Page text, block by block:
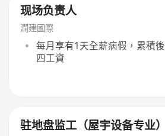
现场负责人
潤建國際
每月享有1天全薪病假，累積
四工資
驻地盘监工（屋宇设备专业）